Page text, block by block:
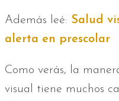
Además leé: Salud
alerta en prescolar
Como verás, la
visual tiene muchos